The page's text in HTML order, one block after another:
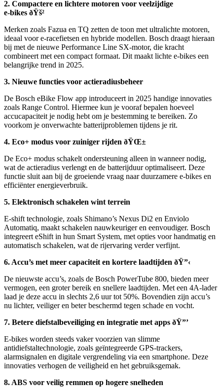
2. Compactere en lichtere motoren voor veelzijdige
e-bikes ðŸš²
Merken zoals Fazua en TQ zetten de toon met ultralichte motoren,
ideaal voor e-racefietsen en hybride modellen. Bosch draagt hieraan
bij met de nieuwe Performance Line SX-motor, die kracht
combineert met een compact formaat. Dit maakt lichte e-bikes een
belangrijke trend in 2025.
3. Nieuwe functies voor actieradiusbeheer
De Bosch eBike Flow app introduceert in 2025 handige innovaties
zoals Range Control. Hiermee kun je vooraf bepalen hoeveel
accucapaciteit je nodig hebt om je bestemming te bereiken. Zo
voorkom je onverwachte batterijproblemen tijdens je rit.
4. Eco+ modus voor zuiniger rijden ðŸŒ±
De Eco+ modus schakelt ondersteuning alleen in wanneer nodig,
wat de actieradius verlengt en de batterijduur optimaliseert. Deze
functie sluit aan bij de groeiende vraag naar duurzamere e-bikes en
efficiënter energieverbruik.
5. Elektronisch schakelen wint terrein
E-shift technologie, zoals Shimano’s Nexus Di2 en Enviolo
Automatiq, maakt schakelen nauwkeuriger en eenvoudiger. Bosch
integreert eShift in hun Smart System, met opties voor handmatig en
automatisch schakelen, wat de rijervaring verder verfijnt.
6. Accu’s met meer capaciteit en kortere laadtijden ðŸ”‹
De nieuwste accu’s, zoals de Bosch PowerTube 800, bieden meer
vermogen, een groter bereik en snellere laadtijden. Met een 4A-lader
laad je deze accu in slechts 2,6 uur tot 50%. Bovendien zijn accu’s
nu lichter, veiliger en beter beschermd tegen schade en vocht.
7. Betere diefstalbeveiliging en integratie met apps ðŸ”’
E-bikes worden steeds vaker voorzien van slimme
antidiefstaltechnologie, zoals geïntegreerde GPS-trackers,
alarmsignalen en digitale vergrendeling via een smartphone. Deze
innovaties verhogen de veiligheid en het gebruiksgemak.
8. ABS voor veilig remmen op hogere snelheden